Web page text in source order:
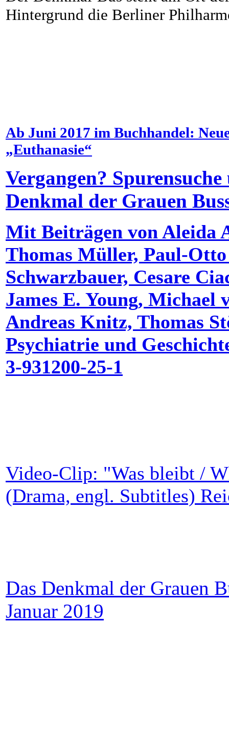
Hintergrund die Berliner
Ab Juni 2017 im Buchhandel:
„Euthanasie“
Vergangen?
Denkmal der Grauen
Mit Beiträgen von Aleida
Thomas Müller, Paul-
Schwarzbauer, Cesare
James E. Young, Michael
Andreas Knitz, Thomas
Psychiatrie und
3-931200-25-1
Video-Clip: "Was bleibt /
(Drama, engl. Subtitles)
Das Denkmal der Grauen
Januar 2019